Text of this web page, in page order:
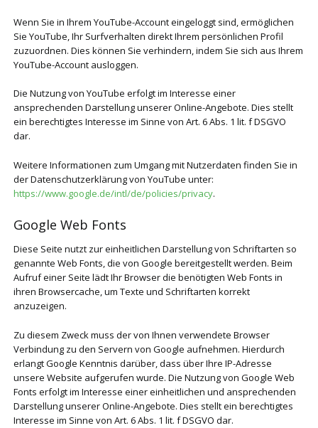
Wenn Sie in Ihrem YouTube-Account eingeloggt sind, ermöglichen
Sie YouTube, Ihr Surfverhalten direkt Ihrem persönlichen Profil
zuzuordnen. Dies können Sie verhindern, indem Sie sich aus Ihrem
YouTube-Account ausloggen.
Die Nutzung von YouTube erfolgt im Interesse einer
ansprechenden Darstellung unserer Online-Angebote. Dies stellt
ein berechtigtes Interesse im Sinne von Art. 6 Abs. 1 lit. f DSGVO
dar.
Weitere Informationen zum Umgang mit Nutzerdaten finden Sie in
der Datenschutzerklärung von YouTube unter:
https://www.google.de/intl/de/policies/privacy.
Google Web Fonts
Diese Seite nutzt zur einheitlichen Darstellung von Schriftarten so
genannte Web Fonts, die von Google bereitgestellt werden. Beim
Aufruf einer Seite lädt Ihr Browser die benötigten Web Fonts in
ihren Browsercache, um Texte und Schriftarten korrekt
anzuzeigen.
Zu diesem Zweck muss der von Ihnen verwendete Browser
Verbindung zu den Servern von Google aufnehmen. Hierdurch
erlangt Google Kenntnis darüber, dass über Ihre IP-Adresse
unsere Website aufgerufen wurde. Die Nutzung von Google Web
Fonts erfolgt im Interesse einer einheitlichen und ansprechenden
Darstellung unserer Online-Angebote. Dies stellt ein berechtigtes
Interesse im Sinne von Art. 6 Abs. 1 lit. f DSGVO dar.